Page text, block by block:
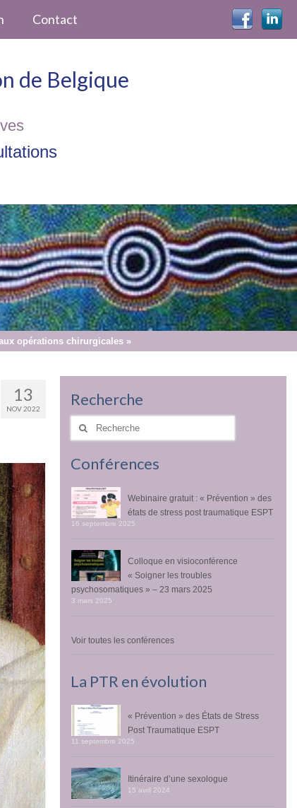
Contact
de Belgique
opérations chirurgicales »
13
NOV 2022 Recherche
Rechercher
Conférences
Webinaire gratuit : « Prévention » des
états de stress post traumatique ESPT
16 septembre 2025
Colloque en visioconférence
« Soigner les troubles
psychosomatiques » – 23 mars 2025
3 mars 2025
Voir toutes les conférences
La PTR en évolution
« Prévention » des États de Stress
Post Traumatique ESPT
11 septembre 2025
Itinéraire d’une sexologue
15 avril 2024